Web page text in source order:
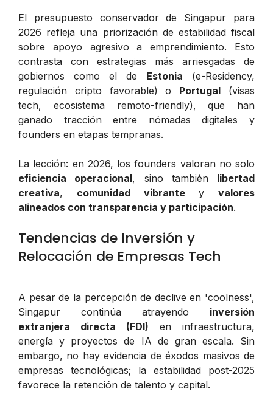
El presupuesto conservador de Singapur para
2026 refleja una priorización de estabilidad fiscal
sobre apoyo agresivo a emprendimiento. Esto
contrasta con estrategias más arriesgadas de
gobiernos como el de Estonia (e-Residency,
regulación cripto favorable) o Portugal (visas
tech, ecosistema remoto-friendly), que han
ganado tracción entre nómadas digitales y
founders en etapas tempranas.
La lección: en 2026, los founders valoran no solo
eficiencia operacional, sino también libertad
creativa, comunidad vibrantey valores
alineados con transparencia y participación.
Tendencias de Inversión y
Relocación de Empresas Tech
A pesar de la percepción de declive en 'coolness',
Singapur continúa atrayendo inversión
extranjera directa (FDI) en infraestructura,
energía y proyectos de IA de gran escala. Sin
embargo, no hay evidencia de éxodos masivos de
empresas tecnológicas; la estabilidad post-2025
favorece la retención de talento y capital.